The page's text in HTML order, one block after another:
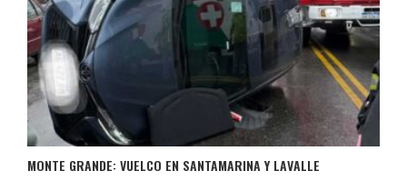
MONTE GRANDE: VUELCO EN SANTAMARINA Y LAVALLE